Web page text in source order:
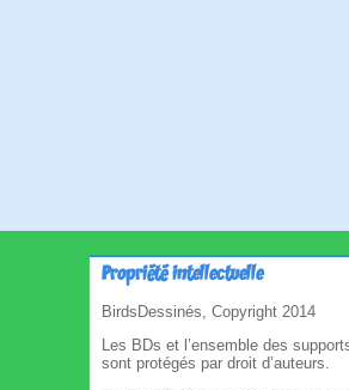
Propriété intellectuelle
BirdsDessinés, Copyright 2014
Les BDs et l’ensemble des
sont protégés par droit d’auteurs.